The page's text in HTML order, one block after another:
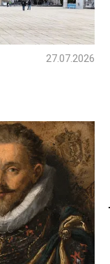
27.07.2026